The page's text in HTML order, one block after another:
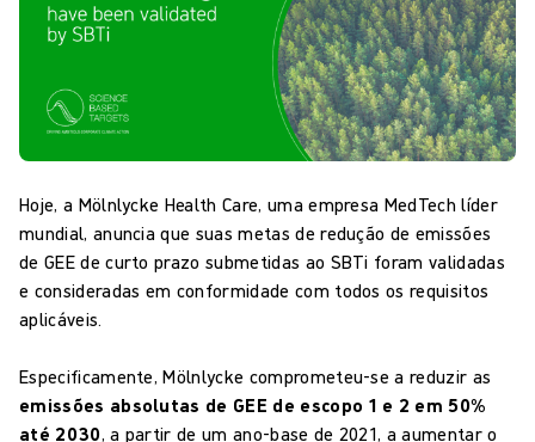
Hoje, a Mölnlycke Health Care, uma empresa MedTech líder
mundial, anuncia que suas metas de redução de emissões
de GEE de curto prazo submetidas ao SBTi foram validadas
e consideradas em conformidade com todos os requisitos
aplicáveis.
Especificamente, Mölnlycke comprometeu-se a reduzir as
emissões absolutas de GEE de escopo 1 e 2 em 50%
até 2030, a partir de um ano-base de 2021, a aumentar o